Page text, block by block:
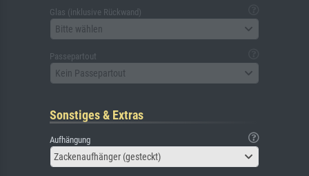
Glas (inklusive Rückwand)
Bitte wählen
Passepartout
Kein Passepartout
Sonstiges & Extras
Aufhängung
Zackenaufhänger (gesteckt)